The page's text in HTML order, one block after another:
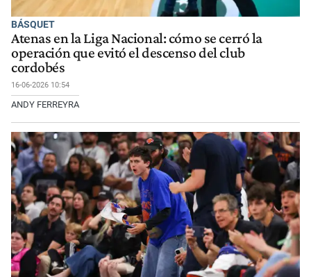
BÁSQUET
Atenas en la Liga Nacional: cómo se cerró la
operación que evitó el descenso del club
cordobés
16-06-2026 10:54
ANDY FERREYRA